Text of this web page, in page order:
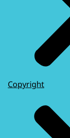
Copyright